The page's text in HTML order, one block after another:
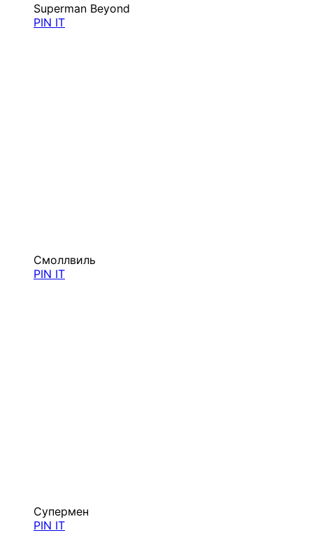
Superman Beyond
PIN IT
Смоллвиль
PIN IT
Супермен
PIN IT